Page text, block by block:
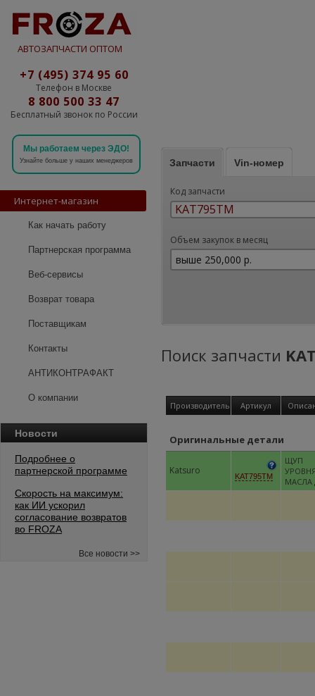
АВТОЗАПЧАСТИ ОПТОМ
+7 (495) 374 95 60
Телефон в Москве
8 800 500 33 47
Бесплатный звонок по России
Мы работаем через ЭДО!
Узнайте больше у наших менеджеров
Интернет-магазин
Как начать работу
Партнерская программа
Веб-сервисы
Возврат товара
Поставщикам
Контакты
АНТИКОНТРАФАКТ
О компании
Новости
Подробнее о
партнерской программе
Скорость на максимум:
как ИИ ускорил
согласование возвратов
во FROZA
Все новости >>
Запчасти Vin-номер
Код запчасти
Объем закупок в месяц
Поиск запчасти
Производитель Артикул
Оригинальные детали
Katsuro KAT795TM
ЩУП
МАСЛА